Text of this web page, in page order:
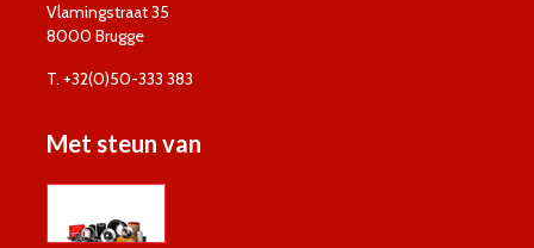
Vlamingstraat 35
8000 Brugge
T. +32(0)50-333 383
Met steun van